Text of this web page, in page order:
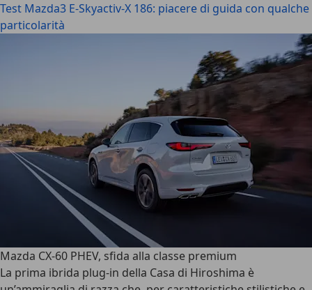
Test Mazda3 E-Skyactiv-X 186: piacere di guida con qualche
particolarità
Mazda CX-60 PHEV, sfida alla classe premium
La prima ibrida plug-in della Casa di Hiroshima è